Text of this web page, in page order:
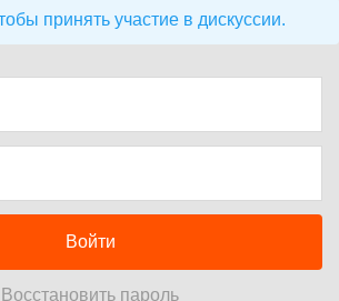
принять участие в дискуссии.
Войти
Восстановить пароль